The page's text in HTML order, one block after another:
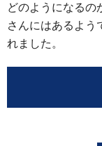
どのようになるの
さんにはあるよう
れました。